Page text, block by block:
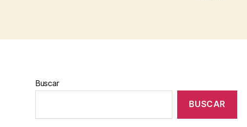
Buscar
BUSCAR